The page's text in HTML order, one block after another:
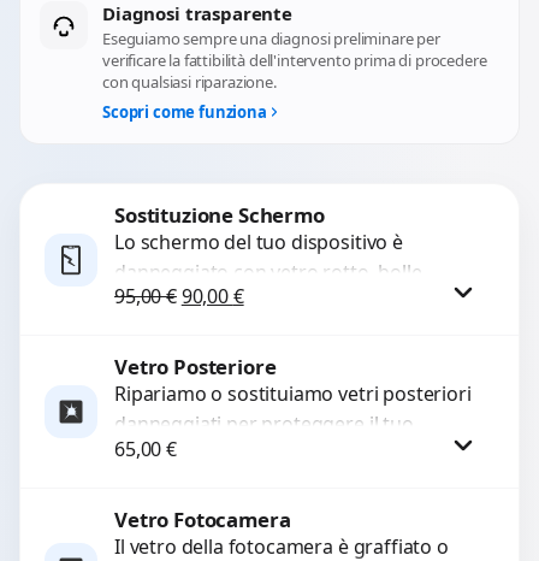
Diagnosi trasparente
Eseguiamo sempre una diagnosi preliminare per
verificare la fattibilità dell'intervento prima di procedere
con qualsiasi riparazione.
Scopri come funziona
Sostituzione Schermo
Lo schermo del tuo dispositivo è
danneggiato con vetro rotto, bolle,
macchie, schermo nero o pixel morti?
95,00€Il prezzo originale era: 95,00 €.
90,00€Il prezzo attuale è: 90,00 €.
Procedi
Vetro Posteriore
Ripariamo o sostituiamo vetri posteriori
danneggiati per proteggere il tuo
dispositivo e ripristinare l’estetica
qualità...
65,00€
Procedi
Vetro Fotocamera
Il vetro della fotocamera è graffiato o